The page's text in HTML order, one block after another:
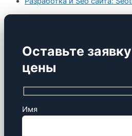
Оставьте
цены
Имя